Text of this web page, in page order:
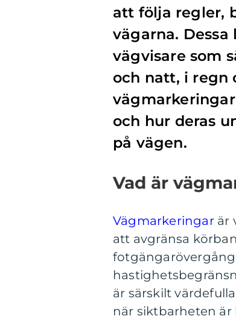
att följa regler,
vägarna.
vägvisare som
och natt, i regn
och hur deras
på vägen.
Vad är
Vägmarkeringarär
att avgränsa
är särskilt
när siktbarheten är